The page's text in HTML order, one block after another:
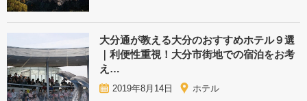
大分通が教える大分のおすすめホテル９選
｜利便性重視！大分市街地での宿泊をお考
え…
2019年8月14日 ホテル